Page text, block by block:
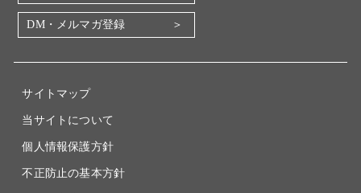
IR情報
電子公告
DM・メルマガ登録
サイトマップ
当サイトについて
個人情報保護方針
不正防止の基本方針